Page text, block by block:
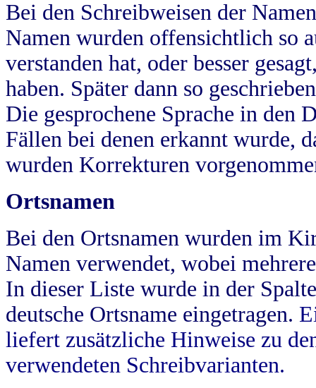
Bei den Schreibweisen der
Namen wurden offensichtlich so
verstanden hat, oder besser
haben. Später dann so
Die gesprochene Sprache in
Fällen bei denen erkannt wurde,
wurden Korrekturen
Ortsnamen
Bei den Ortsnamen wurden im
Namen verwendet, wobei
In dieser Liste wurde in der
deutsche Ortsname eingetragen.
liefert zusätzliche Hinweise zu
verwendeten Schreibvarianten.